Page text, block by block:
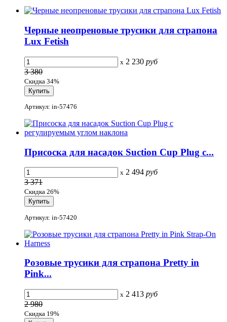
Черные неопреновые трусики для страпона
Lux Fetish
x 2 230 руб
3 380
Скидка 34%
Артикул: in-57476
Присоска для насадок Suction Cup Plug с...
x 2 494 руб
3 371
Скидка 26%
Артикул: in-57420
Розовые трусики для страпона Pretty in
Pink...
x 2 413 руб
2 980
Скидка 19%